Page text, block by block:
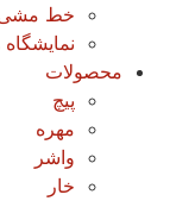
خط
نمایشگاه
محصولات
پیچ
مهره
واشر
خار